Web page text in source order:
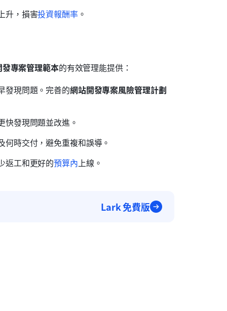
升，損害投資報酬率。
專案管理範本的有效管理能提供：
發現問題。完善的網站開發專案風險管理計劃
快發現問題並改進。
時交付，避免重複和誤導。
返工和更好的預算內上線。
Lark 免費版